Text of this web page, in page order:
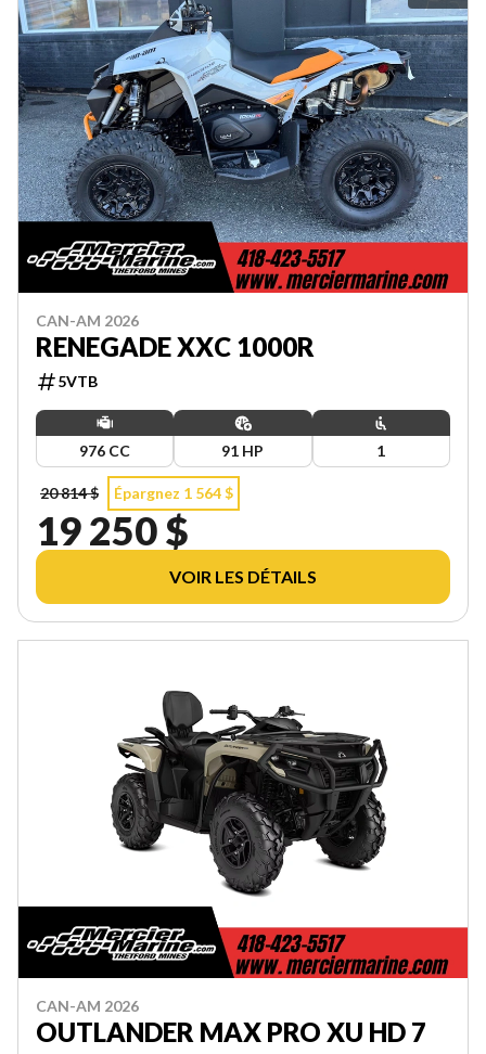
CAN-AM 2026
RENEGADE XXC 1000R
5VTB
976 CC 91 HP 1
20 814 $ Épargnez 1 564 $
19 250 $
VOIR LES DÉTAILS
CAN-AM 2026
OUTLANDER MAX PRO XU HD 7